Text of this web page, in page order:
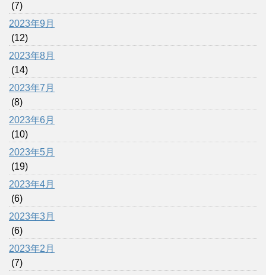
(7)
2023年9月
(12)
2023年8月
(14)
2023年7月
(8)
2023年6月
(10)
2023年5月
(19)
2023年4月
(6)
2023年3月
(6)
2023年2月
(7)